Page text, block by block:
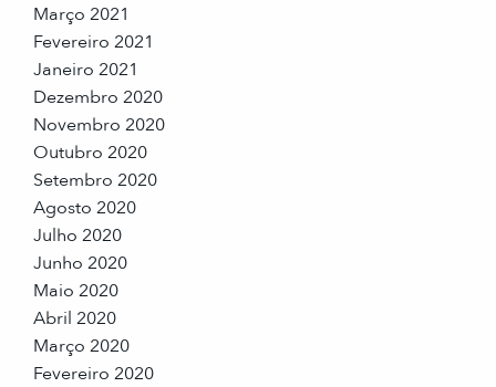
Março 2021
Fevereiro 2021
Janeiro 2021
Dezembro 2020
Novembro 2020
Outubro 2020
Setembro 2020
Agosto 2020
Julho 2020
Junho 2020
Maio 2020
Abril 2020
Março 2020
Fevereiro 2020